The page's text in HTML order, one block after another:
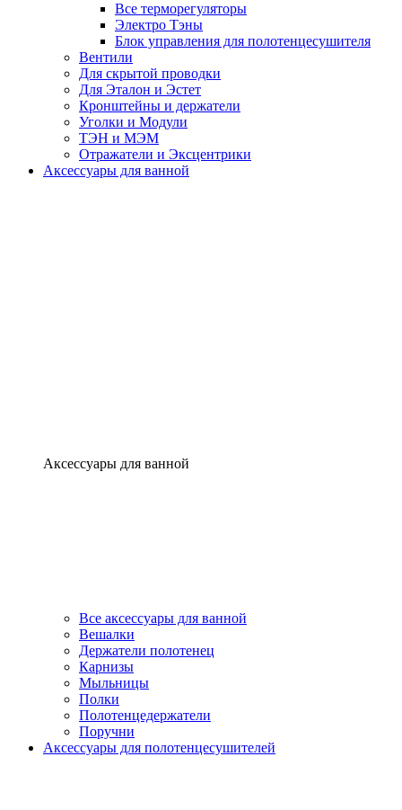
Все терморегуляторы
Электро Тэны
Блок управления для полотенцесушителя
Вентили
Для скрытой проводки
Для Эталон и Эстет
Кронштейны и держатели
Уголки и Модули
ТЭН и МЭМ
Отражатели и Эксцентрики
Аксессуары для ванной
Аксессуары для ванной
Все аксессуары для ванной
Вешалки
Держатели полотенец
Карнизы
Мыльницы
Полки
Полотенцедержатели
Поручни
Аксессуары для полотенцесушителей